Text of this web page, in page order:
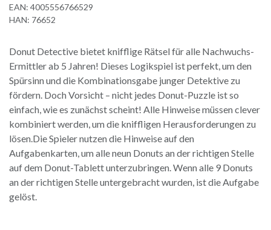
EAN: 4005556766529
HAN: 76652
Donut Detective bietet knifflige Rätsel für alle Nachwuchs-
Ermittler ab 5 Jahren! Dieses Logikspiel ist perfekt, um den
Spürsinn und die Kombinationsgabe junger Detektive zu
fördern. Doch Vorsicht – nicht jedes Donut-Puzzle ist so
einfach, wie es zunächst scheint! Alle Hinweise müssen clever
kombiniert werden, um die kniffligen Herausforderungen zu
lösen.Die Spieler nutzen die Hinweise auf den
Aufgabenkarten, um alle neun Donuts an der richtigen Stelle
auf dem Donut-Tablett unterzubringen. Wenn alle 9 Donuts
an der richtigen Stelle untergebracht wurden, ist die Aufgabe
gelöst.